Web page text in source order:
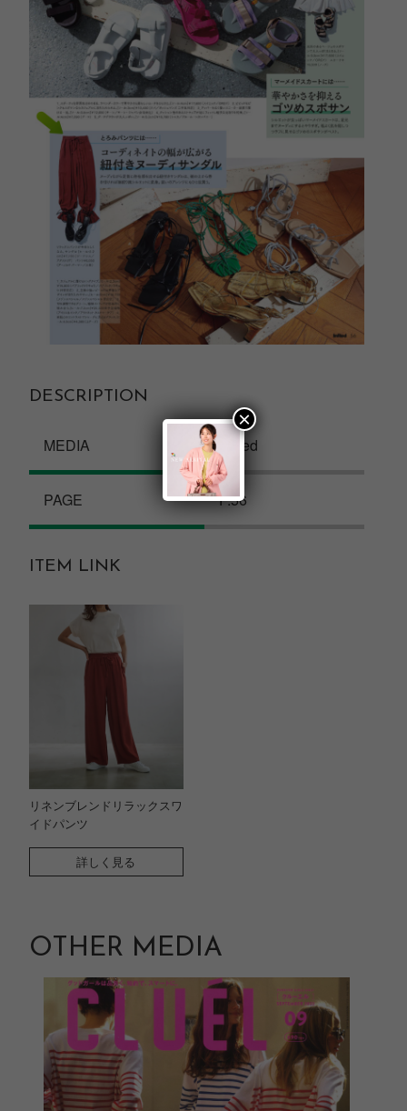
DESCRIPTION
MEDIA InRed
PAGE P.56
ITEM LINK
リネンブレンドリラックスワ
イドパンツ
詳しく見る
OTHER MEDIA
×